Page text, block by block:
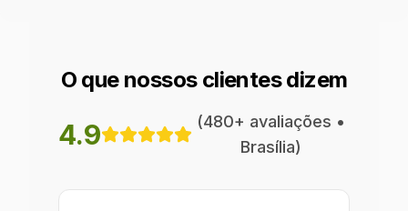
O que nossos clientes dizem
4.9 (480+ avaliações •
Brasília)